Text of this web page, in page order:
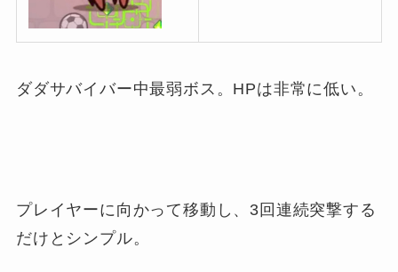
ダダサバイバー中最弱ボス。HPは非常に低い。
プレイヤーに向かって移動し、3回連続突撃する
だけとシンプル。